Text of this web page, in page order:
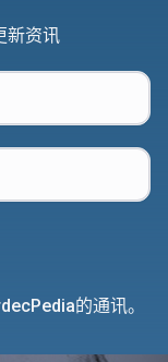
新资讯
的通讯。